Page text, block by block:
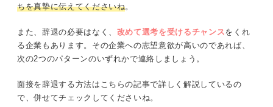
ちを真摯に伝えてくださいね。
また、辞退の必要はなく、 改めて選考を受けるチャンスをくれ
る企業もあります。その企業への志望意欲が高いのであれば、
次の2つのパターンのいずれかで連絡しましょう。
面接を辞退する方法はこちらの記事で詳しく解説しているの
で、併せてチェックしてくださいね。